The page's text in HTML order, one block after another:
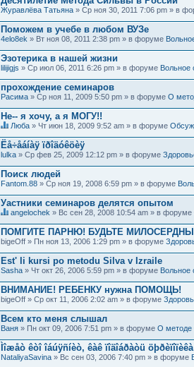
Журавлёва Татьяна » Ср ноя 30, 2011 7:06 pm » в
Поможем в учебе в любом ВУЗе
4elo8ek » Вт ноя 08, 2011 2:38 pm » в форуме
Эзотерика в нашей жизни
lilijigjs » Ср июл 06, 2011 6:26 pm » в форуме Вольное
прохождение семинаров
Расима » Ср ноя 11, 2009 5:50 pm » в форуме О
Не-- я хочу, а я МОГУ!!
а
н
н
а
я
т
м
а
с
о
д
е
р
ж
и
о
п
р
о
с
.
Люба » Чт июн 18, 2009 9:52 am » в форуме
Ëå÷åáíàÿ ïðîäóêöèÿ
lulka » Ср фев 25, 2009 12:12 pm » в форуме
Поиск людей
Fantom.88 » Ср ноя 19, 2008 6:59 pm » в форуме
Уастники семинаров делятся опытом
а
н
н
а
я
т
м
а
с
о
д
е
р
ж
и
angelochek » Вс сен 28, 2008 10:54 am » в форуме
ПОМГИТЕ ПАРНЮ! БУДЬТЕ
bigeOff » Пн ноя 13, 2006 1:29 pm » в форуме
Est' li kursi po metodu Silva v Izraile
Sasha » Чт окт 26, 2006 5:59 pm » в форуме Вольное
ВНИМАНИЕ! РЕБЕНКУ нужна ПОМОЩЬ!
bigeOff » Ср окт 11, 2006 2:02 am » в форуме
Всем кто меня слышал
Ваня » Пн окт 09, 2006 7:51 pm » в форуме О методе
Ìîæåò êòî îáúÿñíèò, êàê ïîäîáðàòü öþðèïîïèêà
NataliyaSavina » Вс сен 03, 2006 7:40 pm » в форуме